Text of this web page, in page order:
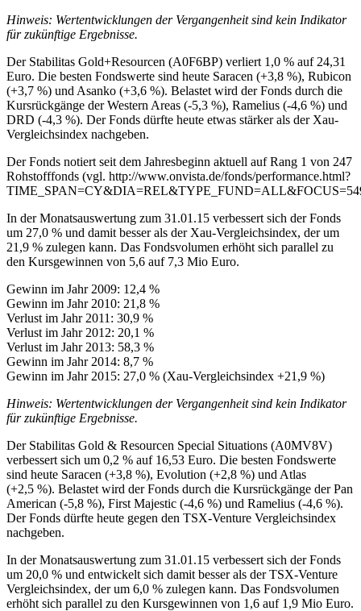
Hinweis: Wertentwicklungen der Vergangenheit sind kein Indikator
für zukünftige Ergebnisse.
Der Stabilitas Gold+Resourcen (A0F6BP) verliert 1,0 % auf 24,31
Euro. Die besten Fondswerte sind heute Saracen (+3,8 %), Rubicon
(+3,7 %) und Asanko (+3,6 %). Belastet wird der Fonds durch die
Kursrückgänge der Western Areas (-5,3 %), Ramelius (-4,6 %) und
DRD (-4,3 %). Der Fonds dürfte heute etwas stärker als der Xau-
Vergleichsindex nachgeben.
Der Fonds notiert seit dem Jahresbeginn aktuell auf Rang 1 von 247
Rohstofffonds (vgl. http://www.onvista.de/fonds/performance.html?
In der Monatsauswertung zum 31.01.15 verbessert sich der Fonds
um 27,0 % und damit besser als der Xau-Vergleichsindex, der um
21,9 % zulegen kann. Das Fondsvolumen erhöht sich parallel zu
den Kursgewinnen von 5,6 auf 7,3 Mio Euro.
Gewinn im Jahr 2009: 12,4 %
Gewinn im Jahr 2010: 21,8 %
Verlust im Jahr 2011: 30,9 %
Verlust im Jahr 2012: 20,1 %
Verlust im Jahr 2013: 58,3 %
Gewinn im Jahr 2014: 8,7 %
Gewinn im Jahr 2015: 27,0 % (Xau-Vergleichsindex +21,9 %)
Hinweis: Wertentwicklungen der Vergangenheit sind kein Indikator
für zukünftige Ergebnisse.
Der Stabilitas Gold & Resourcen Special Situations (A0MV8V)
verbessert sich um 0,2 % auf 16,53 Euro. Die besten Fondswerte
sind heute Saracen (+3,8 %), Evolution (+2,8 %) und Atlas
(+2,5 %). Belastet wird der Fonds durch die Kursrückgänge der Pan
American (-5,8 %), First Majestic (-4,6 %) und Ramelius (-4,6 %).
Der Fonds dürfte heute gegen den TSX-Venture Vergleichsindex
nachgeben.
In der Monatsauswertung zum 31.01.15 verbessert sich der Fonds
um 20,0 % und entwickelt sich damit besser als der TSX-Venture
Vergleichsindex, der um 6,0 % zulegen kann. Das Fondsvolumen
erhöht sich parallel zu den Kursgewinnen von 1,6 auf 1,9 Mio Euro.